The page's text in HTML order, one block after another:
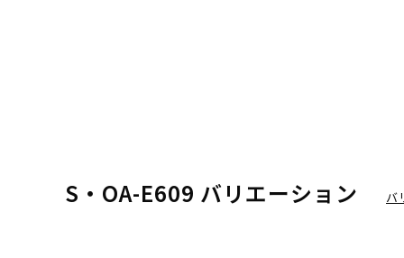
S・OA-E609 バリエーション バ